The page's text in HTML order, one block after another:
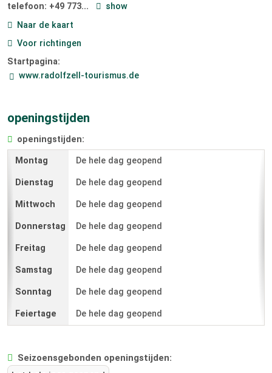
telefoon: +49 773...
show
Naar de kaart
Voor richtingen
Startpagina:
www.radolfzell-tourismus.de
openingstijden
openingstijden:
De hele dag geopend
De hele dag geopend
De hele dag geopend
De hele dag geopend
De hele dag geopend
De hele dag geopend
De hele dag geopend
De hele dag geopend
Seizoensgebonden openingstijden: